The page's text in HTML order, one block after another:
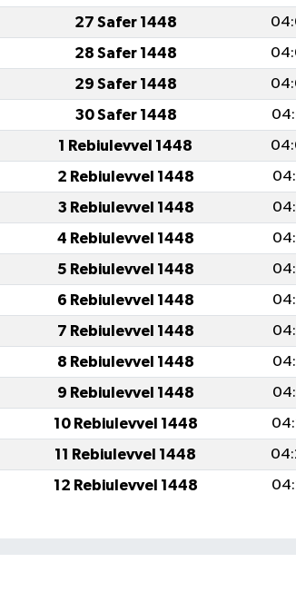
27 Safer 1448
28 Safer 1448
29 Safer 1448
30 Safer 1448
1 Rebiulevvel 1448
2 Rebiulevvel 1448
3 Rebiulevvel 1448
4 Rebiulevvel 1448
5 Rebiulevvel 1448
6 Rebiulevvel 1448
7 Rebiulevvel 1448
8 Rebiulevvel 1448
9 Rebiulevvel 1448
10 Rebiulevvel 1448
11 Rebiulevvel 1448
12 Rebiulevvel 1448